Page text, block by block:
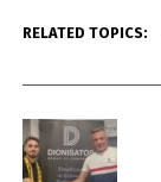
RELATED TOPICS: